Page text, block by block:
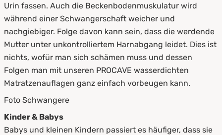
Urin fassen. Auch die Beckenbodenmuskulatur wird
während einer Schwangerschaft weicher und
nachgiebiger. Folge davon kann sein, dass die werdende
Mutter unter unkontrolliertem Harnabgang leidet. Dies ist
nichts, wofür man sich schämen muss und dessen
Folgen man mit unseren PROCAVE wasserdichten
Matratzenauflagen ganz einfach vorbeugen kann.
Foto Schwangere
Kinder & Babys
Babys und kleinen Kindern passiert es häufiger, dass sie